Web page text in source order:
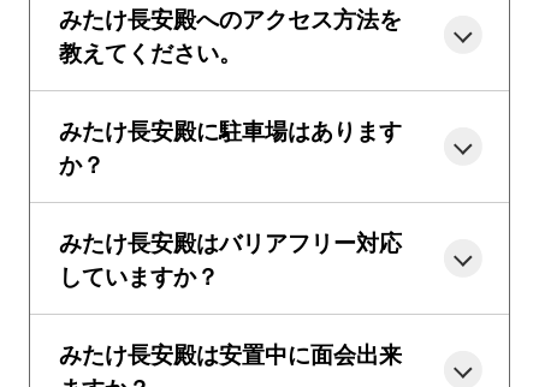
みたけ長安殿へのアクセス方法を
教えてください。
みたけ長安殿に駐車場はあります
か？
みたけ長安殿はバリアフリー対応
していますか？
みたけ長安殿は安置中に面会出来